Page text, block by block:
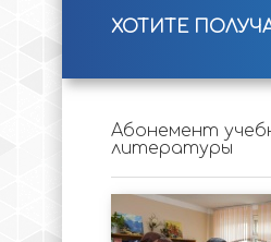
ХОТИТЕ
Абонемент
литературы